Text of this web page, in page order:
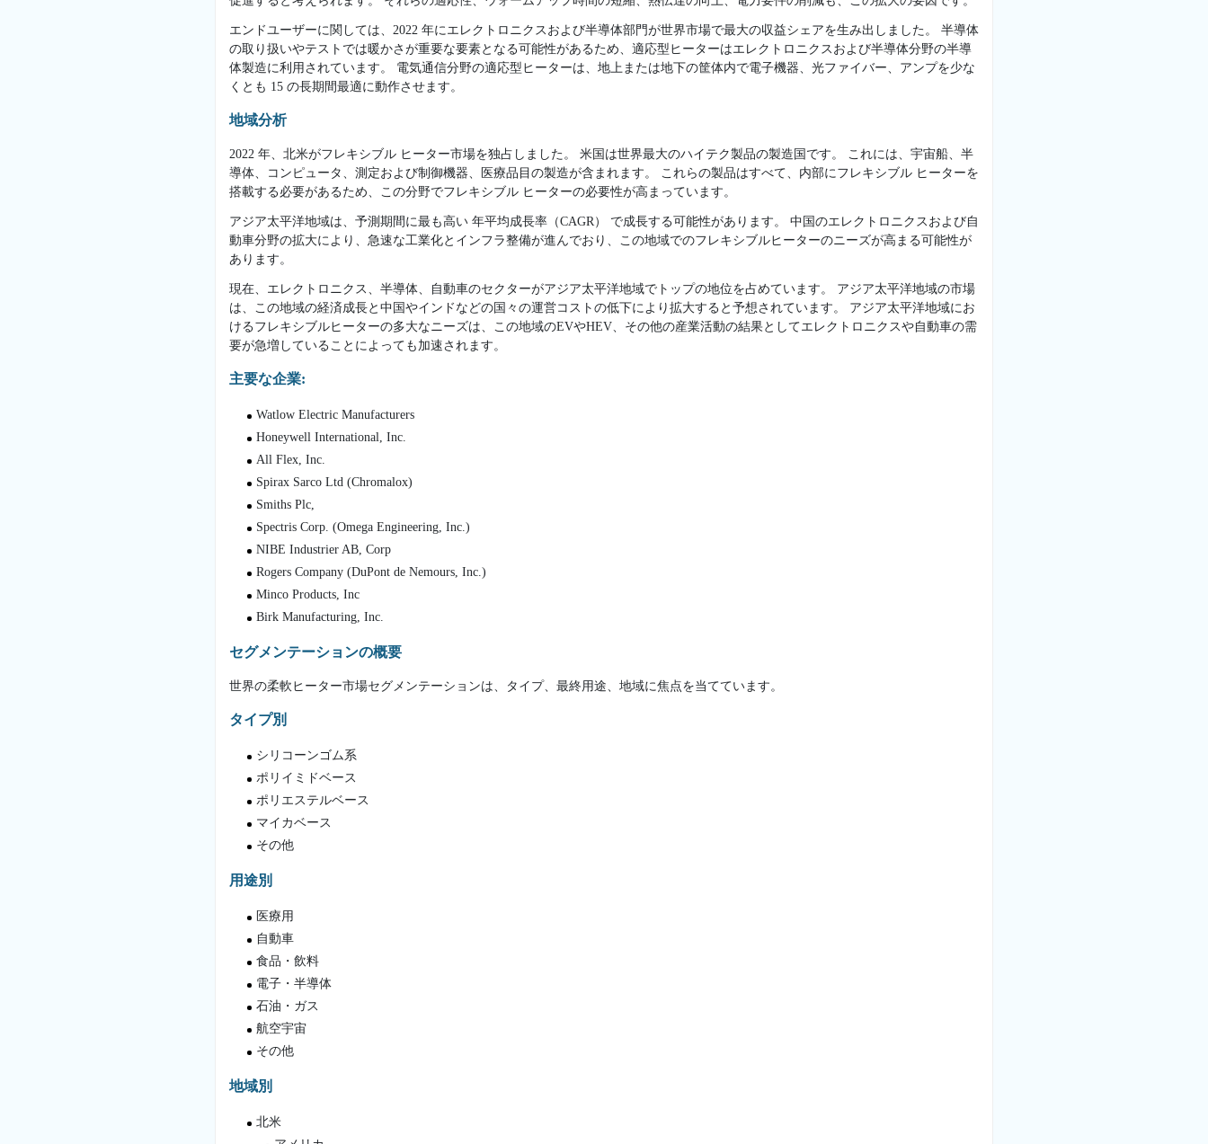
エンドユーザーに関しては、2022 年にエレクトロニクスおよび半導体部門が世界市場で最大の収益シェアを生み出しました。 半導体
の取り扱いやテストでは暖かさが重要な要素となる可能性があるため、適応型ヒーターはエレクトロニクスおよび半導体分野の半導
体製造に利用されています。 電気通信分野の適応型ヒーターは、地上または地下の筐体内で電子機器、光ファイバー、アンプを少な
くとも 15 の長期間最適に動作させます。
地域分析
2022 年、北米がフレキシブル ヒーター市場を独占しました。 米国は世界最大のハイテク製品の製造国です。 これには、宇宙船、半
導体、コンピュータ、測定および制御機器、医療品目の製造が含まれます。 これらの製品はすべて、内部にフレキシブル ヒーターを
搭載する必要があるため、この分野でフレキシブル ヒーターの必要性が高まっています。
アジア太平洋地域は、予測期間に最も高い 年平均成長率（CAGR） で成長する可能性があります。 中国のエレクトロニクスおよび自
動車分野の拡大により、急速な工業化とインフラ整備が進んでおり、この地域でのフレキシブルヒーターのニーズが高まる可能性が
あります。
現在、エレクトロニクス、半導体、自動車のセクターがアジア太平洋地域でトップの地位を占めています。 アジア太平洋地域の市場
は、この地域の経済成長と中国やインドなどの国々の運営コストの低下により拡大すると予想されています。 アジア太平洋地域にお
けるフレキシブルヒーターの多大なニーズは、この地域のEVやHEV、その他の産業活動の結果としてエレクトロニクスや自動車の需
要が急増していることによっても加速されます。
主要な企業:
Watlow Electric Manufacturers
Honeywell International, Inc.
All Flex, Inc.
Spirax Sarco Ltd (Chromalox)
Smiths Plc,
Spectris Corp. (Omega Engineering, Inc.)
NIBE Industrier AB, Corp
Rogers Company (DuPont de Nemours, Inc.)
Minco Products, Inc
Birk Manufacturing, Inc.
セグメンテーションの概要
世界の柔軟ヒーター市場セグメンテーションは、タイプ、最終用途、地域に焦点を当てています。
タイプ別
シリコーンゴム系
ポリイミドベース
ポリエステルベース
マイカベース
その他
用途別
医療用
自動車
食品・飲料
電子・半導体
石油・ガス
航空宇宙
その他
地域別
北米